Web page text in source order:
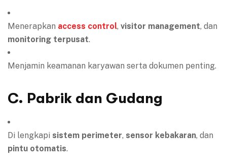
Menerapkan access control, visitor management, dan
monitoring terpusat.
Menjamin keamanan karyawan serta dokumen penting.
C. Pabrik dan Gudang
Di lengkapi sistem perimeter, sensor kebakaran, dan
pintu otomatis.